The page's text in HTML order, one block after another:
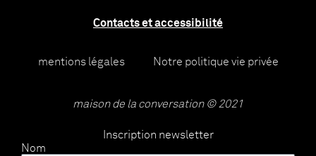
Contacts et accessibilité
mentions légales Notre politique vie privée
maison de la conversation © 2021
Inscription newsletter
Nom